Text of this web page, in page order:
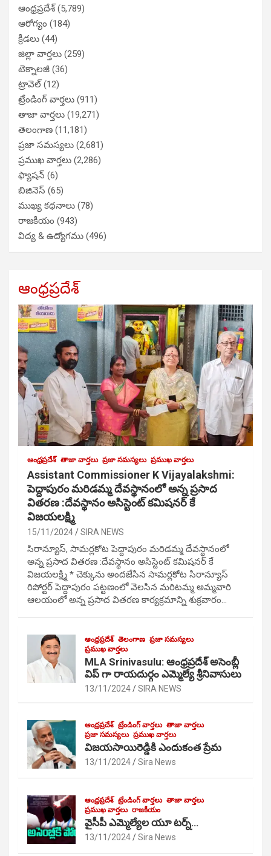
ఆంధ్రప్రదేశ్(5,789)
ఆరోగ్యం (184)
క్రీడలు (44)
జిల్లా వార్తలు (259)
టెక్నాలజీ (36)
ట్రావెల్(12)
ట్రేండింగ్ వార్తలు (911)
తాజా వార్తలు (19,271)
తెలంగాణ (11,181)
ప్రజా సమస్యలు (2,681)
ప్రముఖ వార్తలు (2,286)
ఫ్యాషన్ (6)
బిజినెస్ (65)
ముఖ్య కథనాలు (78)
రాజకీయం (943)
విద్య & ఉద్యోగము (496)
ఆంధ్రప్రదేశ్
ఆంధ్రప్రదేశ్ తాజా వార్తలు ప్రజా సమస్యలు ప్రముఖ వార్తలు
Assistant Commissioner K Vijayalakshmi:
పెద్దాపురం మరిడమ్మ దేవస్థానంలో అన్న ప్రసాద
వితరణ :దేవస్థానం అసిస్టెంట్ కమిషనర్ కే
విజయలక్ష్మి
15/11/2024 SIRA NEWS
సిరాన్యూస్, సామర్లకోట పెద్దాపురం మరిడమ్మ దేవస్థానంలో
అన్న ప్రసాద వితరణ :దేవస్థానం అసిస్టెంట్ కమిషనర్ కే
విజయలక్ష్మి * చెక్కును అందజేసిన సామర్లకోట సిరాన్యూస్
రిపోర్టర్ పెద్దాపురం పట్టణంలో వెలసిన మరిటమ్మ అమ్మవారి
ఆలయంలో అన్న ప్రసాద వితరణ కార్యక్రమాన్ని శుక్రవారం…
ఆంధ్రప్రదేశ్ తెలంగాణ ప్రజా సమస్యలు
ప్రముఖ వార్తలు
MLA Srinivasulu: ఆంధ్రప్రదేశ్ అసెంబ్లీ
విప్ గా రాయదుర్గం ఎమ్మెల్యే శ్రీనివాసులు
13/11/2024 SIRA NEWS
ఆంధ్రప్రదేశ్ ట్రేండింగ్ వార్తలు తాజా వార్తలు
ప్రజా సమస్యలు ప్రముఖ వార్తలు
విజయసాయిరెడ్డికి ఎందుకంత ప్రేమ
13/11/2024 Sira News
ఆంధ్రప్రదేశ్ ట్రేండింగ్ వార్తలు తాజా వార్తలు
ప్రముఖ వార్తలు రాజకీయం
వైసీపీ ఎమ్మెల్యేల యూ టర్న్…
13/11/2024 Sira News